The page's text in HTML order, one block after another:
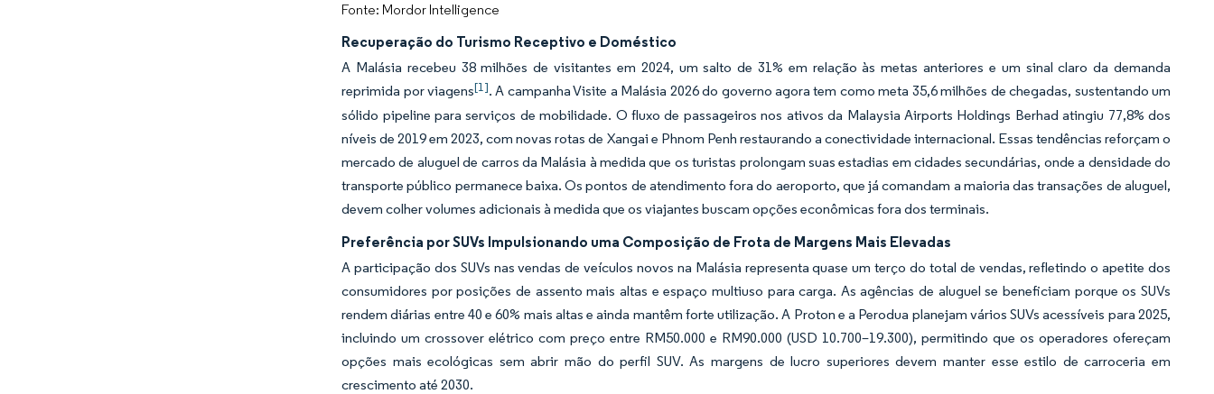
Fonte: Mordor Intelligence
Recuperação do Turismo Receptivo e Doméstico
A Malásia recebeu 38 milhões de visitantes em 2024, um salto de 31% em relação às metas anteriores e um sinal claro da demanda
reprimida por viagens[1]. A campanha Visite a Malásia 2026 do governo agora tem como meta 35,6 milhões de chegadas, sustentando um
sólido pipeline para serviços de mobilidade. O fluxo de passageiros nos ativos da Malaysia Airports Holdings Berhad atingiu 77,8% dos
níveis de 2019 em 2023, com novas rotas de Xangai e Phnom Penh restaurando a conectividade internacional. Essas tendências reforçam o
mercado de aluguel de carros da Malásia à medida que os turistas prolongam suas estadias em cidades secundárias, onde a densidade do
transporte público permanece baixa. Os pontos de atendimento fora do aeroporto, que já comandam a maioria das transações de aluguel,
devem colher volumes adicionais à medida que os viajantes buscam opções econômicas fora dos terminais.
Preferência por SUVs Impulsionando uma Composição de Frota de Margens Mais Elevadas
A participação dos SUVs nas vendas de veículos novos na Malásia representa quase um terço do total de vendas, refletindo o apetite dos
consumidores por posições de assento mais altas e espaço multiuso para carga. As agências de aluguel se beneficiam porque os SUVs
rendem diárias entre 40 e 60% mais altas e ainda mantêm forte utilização. A Proton e a Perodua planejam vários SUVs acessíveis para 2025,
incluindo um crossover elétrico com preço entre RM50.000 e RM90.000 (USD 10.700–19.300), permitindo que os operadores ofereçam
opções mais ecológicas sem abrir mão do perfil SUV. As margens de lucro superiores devem manter esse estilo de carroceria em
crescimento até 2030.